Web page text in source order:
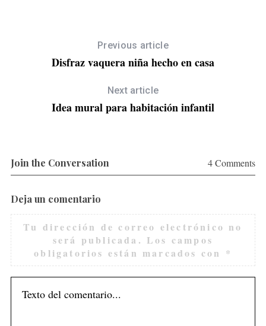
Previous article
Disfraz vaquera niña hecho en casa
Next article
Idea mural para habitación infantil
Join the Conversation 4 Comments
Deja un comentario
Tu dirección de correo electrónico no
será publicada. Los campos
obligatorios están marcados con *